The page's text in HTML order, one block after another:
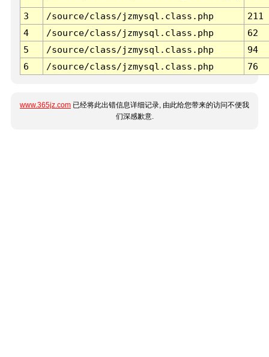
3 /source/class/jzmysql.class.php
211
4
/source/class/jzmysql.class.php
62
5
/source/class/jzmysql.class.php
94
6
/source/class/jzmysql.class.php 76
www.365jz.com 已经将此出错信息详细记录, 由此给您带来的访问不便我
们深感歉意.